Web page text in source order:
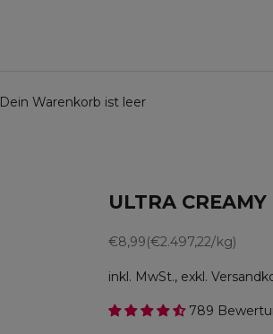
Dein Warenkorb ist leer
ULTRA
Angebot
€8,99(€2.497,22/kg)
inkl. MwSt., exkl.
789